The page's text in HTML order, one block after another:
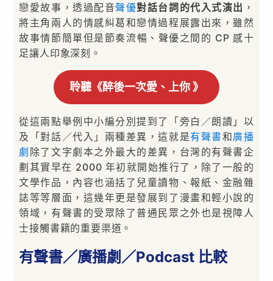
戀愛故事，透過配音聲優對話台詞的代入式演出 ，
將主角兩人的情感糾葛和戀情過程展露出來，雖然
故事情節簡單但是節奏流暢、聲優之間的 CP 感十
足讓人印象深刻。
聆聽《醉後一次愛、上你 》
從這兩點舉例中小編分別提到了「旁白／朗讀」以
及「對話／代入」兩種差異，這就是有聲書和廣播
劇 除了文字劇本之外最大的差異，台灣的有聲書企
劃其實早在 2000 年初就開始推行了，除了一般的
文學作品，內容也涵括了兒童讀物、報紙、金融雜
誌等等層面，這幾年更是發展到了漫畫和輕小說的
領域，有聲書的受眾除了普通民眾之外也是視障人
士接觸書籍的重要渠道。
有聲書／廣播劇／Podcast 比較